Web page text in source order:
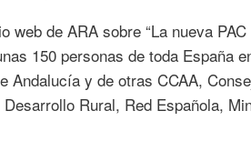
web de ARA sobre “La nueva
150 personas de toda España
Andalucía y de otras CCAA,
Rural, Red Española,